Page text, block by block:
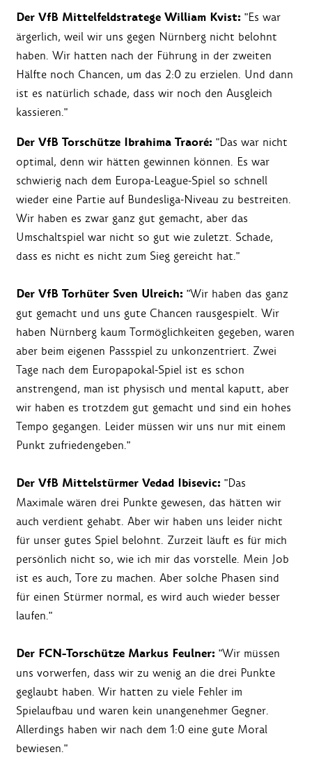
Der VfB Mittelfeldstratege William Kvist: "Es war
ärgerlich, weil wir uns gegen Nürnberg nicht belohnt
haben. Wir hatten nach der Führung in der zweiten
Hälfte noch Chancen, um das 2:0 zu erzielen. Und dann
ist es natürlich schade, dass wir noch den Ausgleich
kassieren."
Der VfB Torschütze Ibrahima Traoré: "Das war nicht
optimal, denn wir hätten gewinnen können. Es war
schwierig nach dem Europa-League-Spiel so schnell
wieder eine Partie auf Bundesliga-Niveau zu bestreiten.
Wir haben es zwar ganz gut gemacht, aber das
Umschaltspiel war nicht so gut wie zuletzt. Schade,
dass es nicht es nicht zum Sieg gereicht hat."
Der VfB Torhüter Sven Ulreich: "Wir haben das ganz
gut gemacht und uns gute Chancen rausgespielt. Wir
haben Nürnberg kaum Tormöglichkeiten gegeben, waren
aber beim eigenen Passspiel zu unkonzentriert. Zwei
Tage nach dem Europapokal-Spiel ist es schon
anstrengend, man ist physisch und mental kaputt, aber
wir haben es trotzdem gut gemacht und sind ein hohes
Tempo gegangen. Leider müssen wir uns nur mit einem
Punkt zufriedengeben."
Der VfB Mittelstürmer Vedad Ibisevic: "Das
Maximale wären drei Punkte gewesen, das hätten wir
auch verdient gehabt. Aber wir haben uns leider nicht
für unser gutes Spiel belohnt. Zurzeit läuft es für mich
persönlich nicht so, wie ich mir das vorstelle. Mein Job
ist es auch, Tore zu machen. Aber solche Phasen sind
für einen Stürmer normal, es wird auch wieder besser
laufen."
Der FCN-Torschütze Markus Feulner: "Wir müssen
uns vorwerfen, dass wir zu wenig an die drei Punkte
geglaubt haben. Wir hatten zu viele Fehler im
Spielaufbau und waren kein unangenehmer Gegner.
Allerdings haben wir nach dem 1:0 eine gute Moral
bewiesen."